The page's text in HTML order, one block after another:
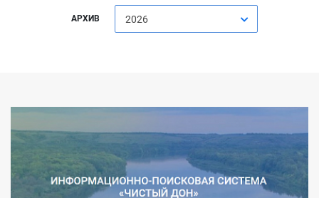
АРХИВ 2026